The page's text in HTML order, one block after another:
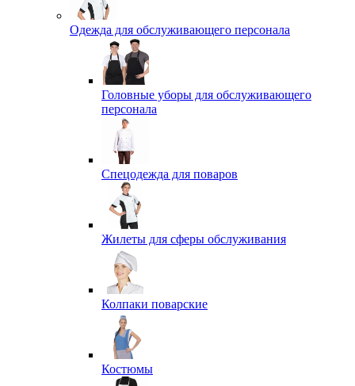
Одежда для обслуживающего персонала
Головные уборы для обслуживающего
персонала
Спецодежда для поваров
Жилеты для сферы обслуживания
Колпаки поварские
Костюмы